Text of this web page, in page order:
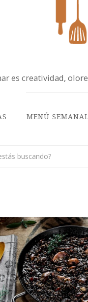
es creatividad,
MENÚ SEMANAL